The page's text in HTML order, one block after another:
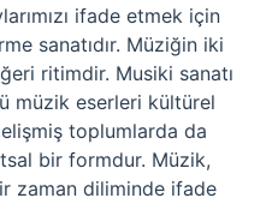
ifade etmek için
sanatıdır. Müziğin iki
ritimdir. Musiki sanatı
müzik eserleri kültürel
toplumlarda da
bir formdur. Müzik,
zaman diliminde ifade